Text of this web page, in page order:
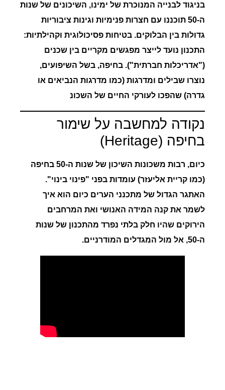
בניגוד לבנייה המנוכרת של ימינו, השיכונים של שנות
ה-50 תוכננו עם
חצרות פנימיות וגינות ציבוריות
גדולות בין הבלוקים. בטיחות פסיכולוגית וקהילתיות:
התכנון נועד לייצר מפגשים מקריים בין שכנים
("אדריכלות חברתית"). בחיפה, בשל השיפועים,
נוצרו שבילים ומדרגות (כמו מדרגות הנביאים או
גדרה) שהפכו לעורקי החיים של השכונ
נקודה למחשבה על שימור
בחיפה (Heritage)
כיום, רבות משכונות השיכון של שנות ה-50 בחיפה
(כמו קריית אליעזר) עומדות בפני "פינוי בינוי".
האתגר הגדול של מתכנני הערים כיום הוא איך
לשמר את קנה המידה האנושי ואת המרחבים
הירוקים שהיו חלק בלתי נפרד מהתכנון של שנות
ה-50, אל מול המגדלים המודרניים.